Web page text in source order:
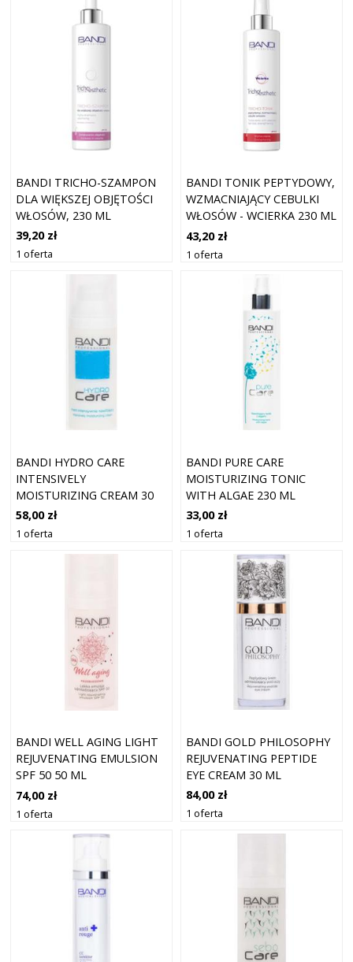
BANDI TRICHO-SZAMPON
DLA WIĘKSZEJ OBJĘTOŚCI
WŁOSÓW, 230 ML
39,20 zł
1 oferta
BANDI TONIK PEPTYDOWY,
WZMACNIAJĄCY CEBULKI
WŁOSÓW - WCIERKA 230 ML
43,20 zł
1 oferta
BANDI HYDRO CARE
INTENSIVELY
MOISTURIZING CREAM 30
ML
58,00 zł
1 oferta
BANDI PURE CARE
MOISTURIZING TONIC
WITH ALGAE 230 ML
33,00 zł
1 oferta
BANDI WELL AGING LIGHT
REJUVENATING EMULSION
SPF 50 50 ML
74,00 zł
1 oferta
BANDI GOLD PHILOSOPHY
REJUVENATING PEPTIDE
EYE CREAM 30 ML
84,00 zł
1 oferta